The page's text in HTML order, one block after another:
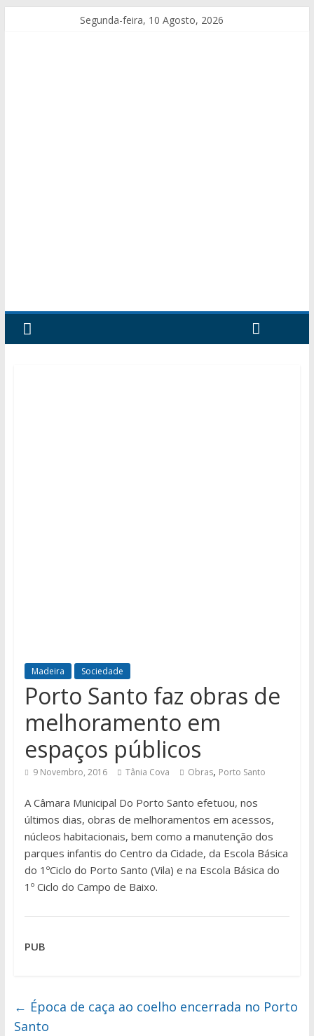
Segunda-feira, 10 Agosto, 2026
Madeira Sociedade
Porto Santo faz obras de
melhoramento em
espaços públicos
9 Novembro, 2016 Tânia Cova Obras, Porto Santo
A Câmara Municipal Do Porto Santo efetuou, nos
últimos dias, obras de melhoramentos em acessos,
núcleos habitacionais, bem como a manutenção dos
parques infantis do Centro da Cidade, da Escola Básica
do 1ºCiclo do Porto Santo (Vila) e na Escola Básica do
1º Ciclo do Campo de Baixo.
PUB
← Época de caça ao coelho encerrada no Porto
Santo